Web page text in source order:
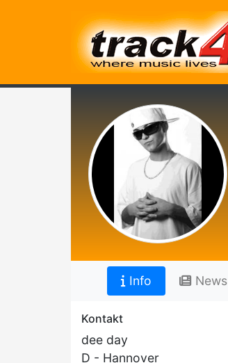
Info News
Kontakt
dee day
D - Hannover